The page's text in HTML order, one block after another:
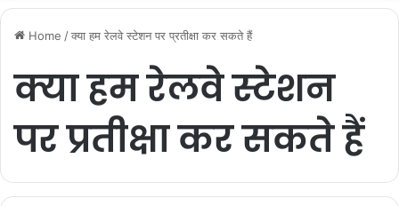
Home /क्या हम रेलवे स्टेशन पर प्रतीक्षा कर सकते हैं
क्या हम रेलवे स्टेशन
पर प्रतीक्षा कर सकते हैं